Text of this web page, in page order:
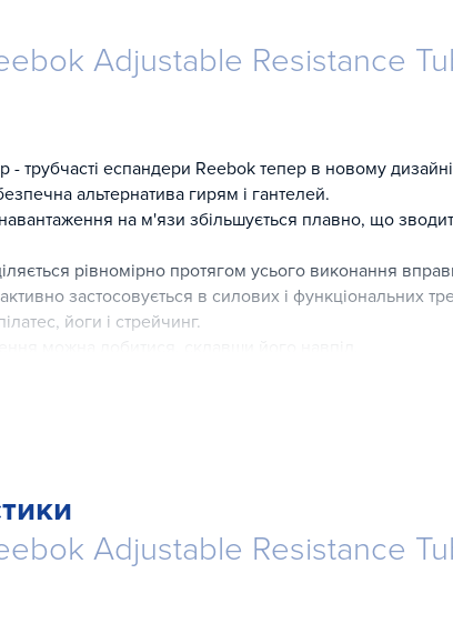
Adjustable Resistance
- трубчасті еспандери Reebok тепер в новому
альтернатива гирям і гантелей.
на м'язи збільшується плавно, що
рівномірно протягом усього виконання
застосовується в силових і функціональних
йоги і стрейчинг.
можна добитися, склавши його навпіл.
Adjustable Resistance